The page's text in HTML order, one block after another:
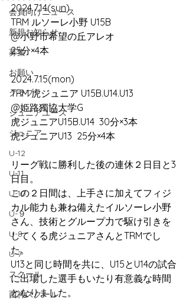
会員向けニュース
新規お知らせ
募集
お願い
クラブ
ジュニアユース
ジュニア
U-12
U-11
U-10
U-９
U-8
U-7
スクール
西神スクール
2024.7.14(sun)
TRM ルソーレ小野 U15B
@小野市希望の丘アレオ
25分×4本
2024.7.15(mon)
TRM 虎ジュニア U15B.U14.U13
@姫路獨協大学G
虎ジュニアU15B.U14  30分×3本
虎ジュニアU13  25分×4本
リーグ戦に勝利した後の連休２日目と3
日目。
この２日間は、上手さに加えてフィジ
カル能力も兼ね備えたイルソーレ小野
さん、技術とグループ力で駆け引きを
してくる虎ジュニアさんとTRMでし
た。
U13と同じ時間を共に、U15とU14の試合
に出場した選手もいたり有意義な時間
となりました。